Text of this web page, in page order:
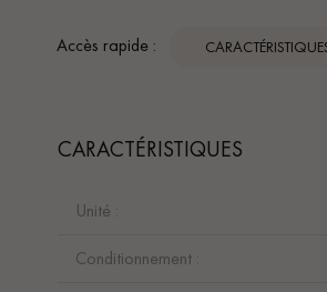
Accès rapide :
CARACTÉRISTIQUES
Unité :
Conditionnement :